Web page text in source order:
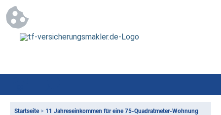
Startseite> 11 Jahreseinkommen für eine 75-Quadratmeter-Wohnung